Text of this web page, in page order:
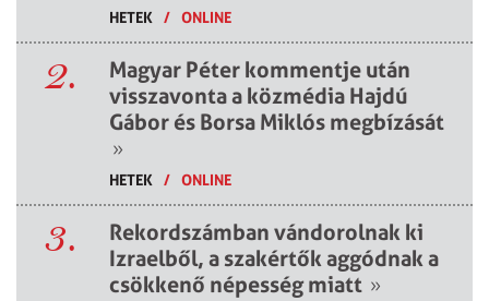
HETEK / ONLINE
2.
Magyar Péter kommentje után
visszavonta a közmédia Hajdú
Gábor és Borsa Miklós megbízását
»
HETEK / ONLINE
3.
Rekordszámban vándorolnak ki
Izraelből, a szakértők aggódnak a
csökkenő népesség miatt »